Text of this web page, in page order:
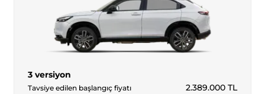
3 versiyon
Tavsiye edilen başlangıç fiyatı 2.389.000TL